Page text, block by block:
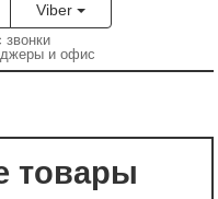
Viber
звонки
и офис
товары